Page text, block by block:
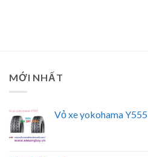
MỚI NHẤT
Vỏ xe yokohama Y555